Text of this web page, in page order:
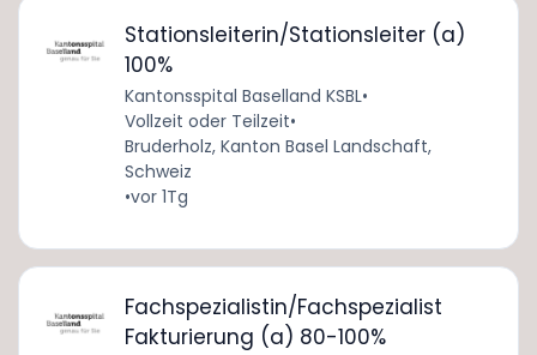
Stationsleiterin/Stationsleiter (a)
100%
Kantonsspital Baselland KSBL•
Vollzeit oder Teilzeit•
Bruderholz, Kanton Basel Landschaft,
Schweiz
•vor 1Tg
Fachspezialistin/Fachspezialist
Fakturierung (a) 80-100%